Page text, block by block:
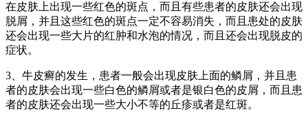
在皮肤上出现一些红色的斑点，而且有些患者的皮肤还会出现
脱屑，并且这些红色的斑点一定不容易消失，而且患处的皮肤
还会出现一些大片的红肿和水泡的情况，而且还会出现脱皮的
症状。
3、牛皮癣的发生，患者一般会出现皮肤上面的鳞屑，并且患
者的皮肤会出现一些白色的鳞屑或者是银白色的皮屑，而且患
者的皮肤还会出现一些大小不等的丘疹或者是红斑。